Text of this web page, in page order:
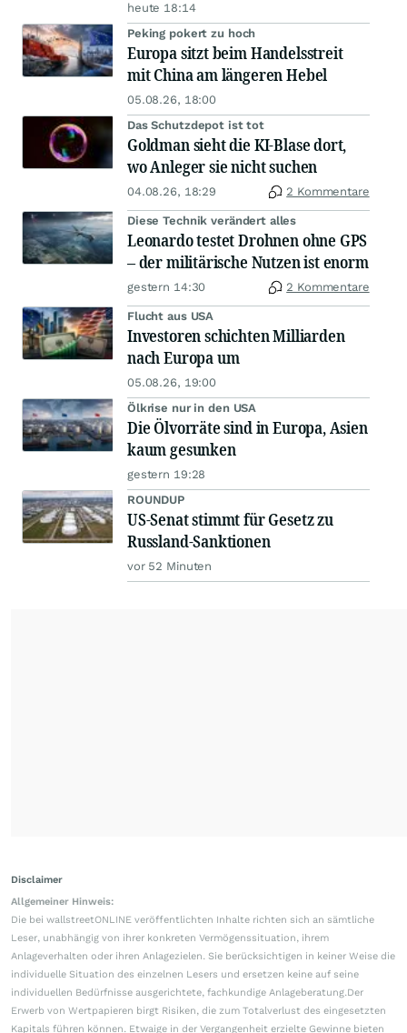
heute 18:14
Peking pokert zu hoch
Europa sitzt beim Handelsstreit
mit China am längeren Hebel
05.08.26, 18:00
Das Schutzdepot ist tot
Goldman sieht die KI-Blase dort,
wo Anleger sie nicht suchen
04.08.26, 18:29 2 Kommentare
Diese Technik verändert alles
Leonardo testet Drohnen ohne GPS
– der militärische Nutzen ist enorm
gestern 14:30 2 Kommentare
Flucht aus USA
Investoren schichten Milliarden
nach Europa um
05.08.26, 19:00
Ölkrise nur in den USA
Die Ölvorräte sind in Europa, Asien
kaum gesunken
gestern 19:28
ROUNDUP
US-Senat stimmt für Gesetz zu
Russland-Sanktionen
vor 52 Minuten
Disclaimer
Allgemeiner Hinweis:
Die bei wallstreetONLINE veröffentlichten Inhalte richten sich an sämtliche
Leser, unabhängig von ihrer konkreten Vermögenssituation, ihrem
Anlageverhalten oder ihren Anlagezielen. Sie berücksichtigen in keiner Weise die
individuelle Situation des einzelnen Lesers und ersetzen keine auf seine
individuellen Bedürfnisse ausgerichtete, fachkundige Anlageberatung.Der
Erwerb von Wertpapieren birgt Risiken, die zum Totalverlust des eingesetzten
Kapitals führen können. Etwaige in der Vergangenheit erzielte Gewinne bieten